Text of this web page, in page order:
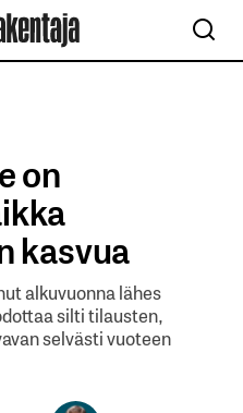
on
kasvua
alkuvuonna lähes
silti tilausten,
selvästi vuoteen